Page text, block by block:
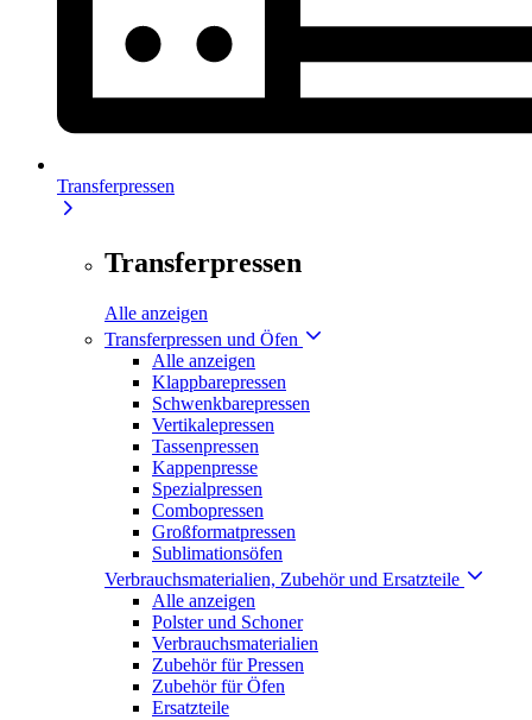
Transferpressen
Transferpressen
Alle anzeigen
Transferpressen und Öfen
Alle anzeigen
Klappbarepressen
Schwenkbarepressen
Vertikalepressen
Tassenpressen
Kappenpresse
Spezialpressen
Combopressen
Großformatpressen
Sublimationsöfen
Verbrauchsmaterialien, Zubehör und Ersatzteile
Alle anzeigen
Polster und Schoner
Verbrauchsmaterialien
Zubehör für Pressen
Zubehör für Öfen
Ersatzteile